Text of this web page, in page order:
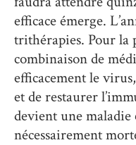
efficace émerge.
trithérapies. Pour la
combinaison de
efficacement le
et de restaurer
devient une maladie
nécessairement